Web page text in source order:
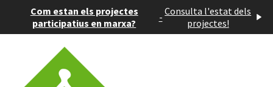
Com estan els projectes
participatius en marxa?
- Consulta l'estat dels
projectes!